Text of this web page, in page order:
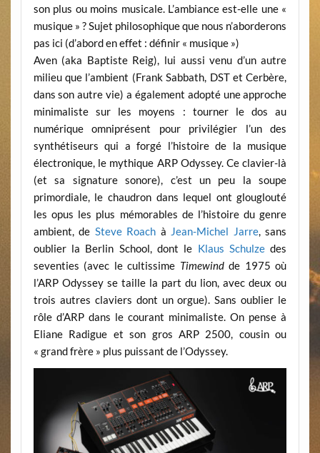
son plus ou moins musicale. L’ambiance est-elle une «
musique » ? Sujet philosophique que nous n’aborderons
pas ici (d’abord en effet : définir « musique »)
Aven (aka Baptiste Reig), lui aussi venu d’un autre
milieu que l’ambient (Frank Sabbath, DST et Cerbère,
dans son autre vie) a également adopté une approche
minimaliste sur les moyens : tourner le dos au
numérique omniprésent pour privilégier l’un des
synthétiseurs qui a forgé l’histoire de la musique
électronique, le mythique ARP Odyssey. Ce clavier-là
(et sa signature sonore), c’est un peu la soupe
primordiale, le chaudron dans lequel ont glouglouté
les opus les plus mémorables de l’histoire du genre
ambient, de Steve Roach à Jean-Michel Jarre, sans
oublier la Berlin School, dont le Klaus Schulze des
seventies (avec le cultissime Timewindde 1975 où
l’ARP Odyssey se taille la part du lion, avec deux ou
trois autres claviers dont un orgue). Sans oublier le
rôle d’ARP dans le courant minimaliste. On pense à
Eliane Radigue et son gros ARP 2500, cousin ou
« grand frère » plus puissant de l’Odyssey.